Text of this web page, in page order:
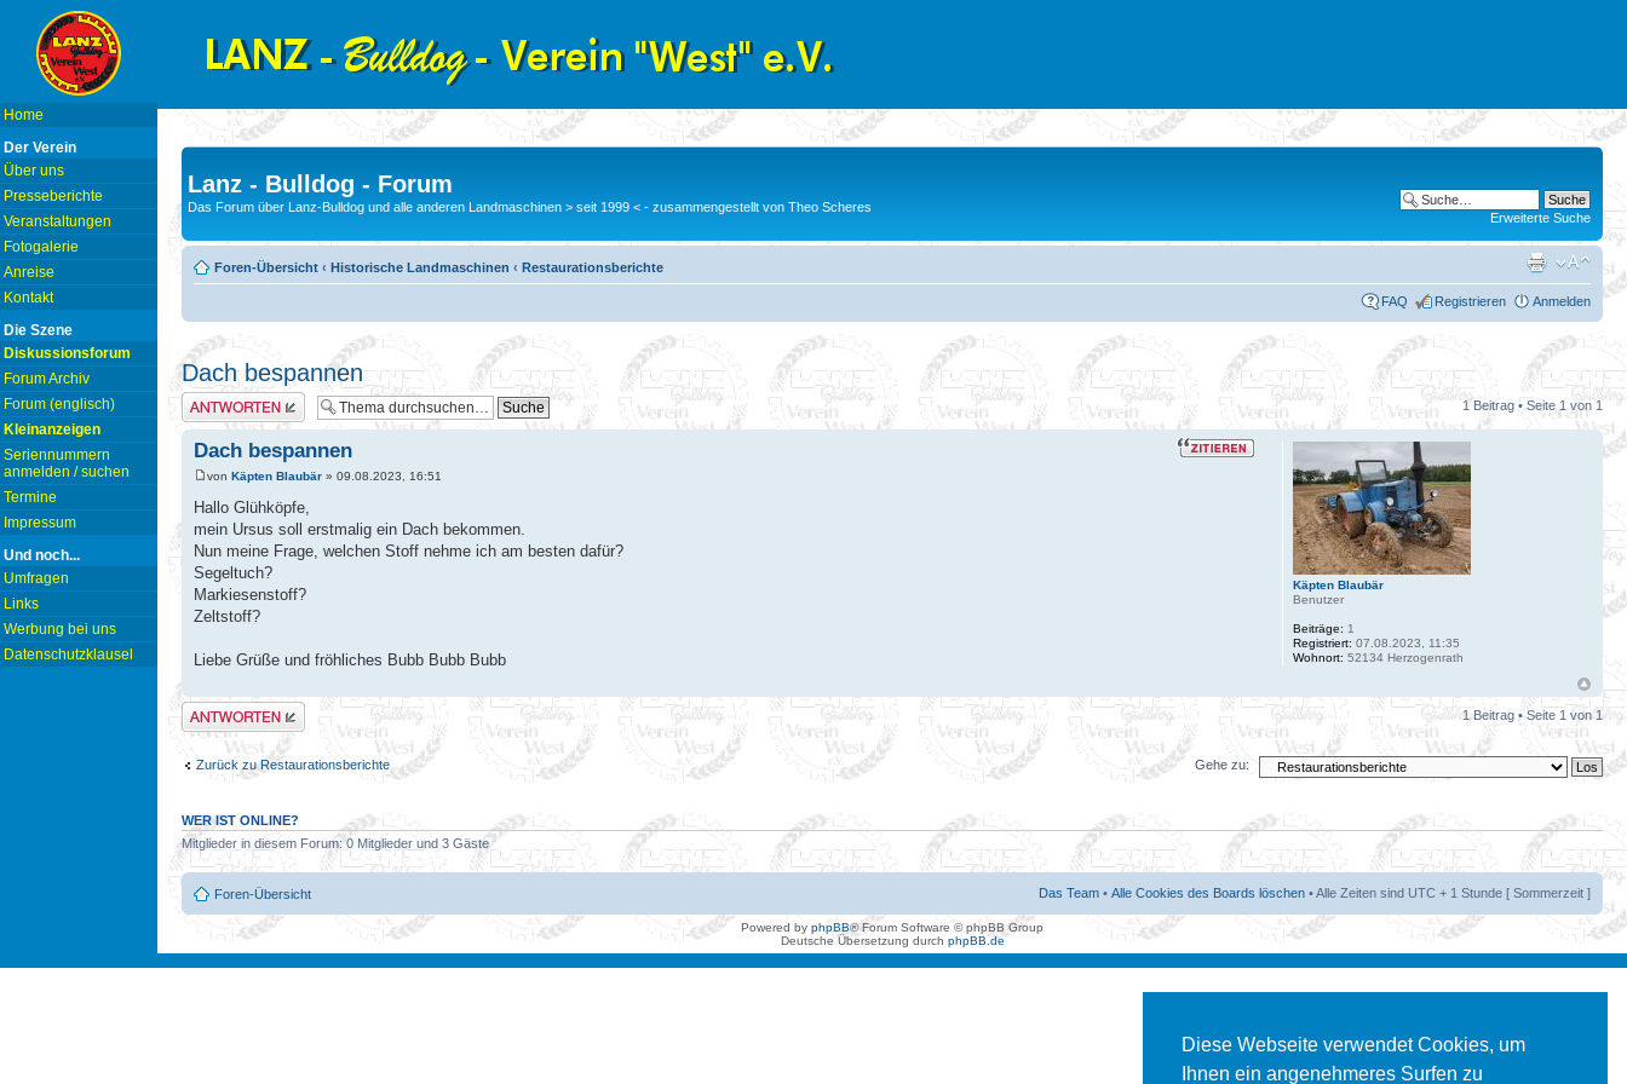
Diese Webseite verwendet Cookies, um
Ihnen ein angenehmeres Surfen zu
Home
Der Verein
Über uns
Presseberichte
Veranstaltungen
Fotogalerie
Anreise
Kontakt
Die Szene
Diskussionsforum
Forum Archiv
Forum (englisch)
Kleinanzeigen
Seriennummern
anmelden / suchen
Termine
Impressum
Und noch...
Umfragen
Links
Werbung bei uns
Datenschutzklausel
Lanz - Bulldog - Forum
Das Forum über Lanz-Bulldog und alle anderen Landmaschinen > seit 1999 < - zusammengestellt von Theo Scheres
Erweiterte Suche
Foren-Übersicht ‹ Historische Landmaschinen ‹ Restaurationsberichte
FAQ Registrieren Anmelden
Dach bespannen
Antwort erstellen 1 Beitrag • Seite 1 von 1
Dach bespannen
von Käpten Blaubär » 09.08.2023, 16:51
Hallo Glühköpfe,
mein Ursus soll erstmalig ein Dach bekommen.
Nun meine Frage, welchen Stoff nehme ich am besten dafür?
Segeltuch?
Markiesenstoff?
Zeltstoff?
Liebe Grüße und fröhliches Bubb Bubb Bubb
Käpten Blaubär
Benutzer
Beiträge: 1
Registriert: 07.08.2023, 11:35
Wohnort: 52134 Herzogenrath
Antwort erstellen 1 Beitrag • Seite 1 von 1
Zurück zu Restaurationsberichte Gehe zu:
WER IST ONLINE?
Mitglieder in diesem Forum: 0 Mitglieder und 3 Gäste
Foren-Übersicht Das Team • Alle Cookies des Boards löschen • Alle Zeiten sind UTC + 1 Stunde [ Sommerzeit ]
Powered by phpBB® Forum Software © phpBB Group
Deutsche Übersetzung durch phpBB.de